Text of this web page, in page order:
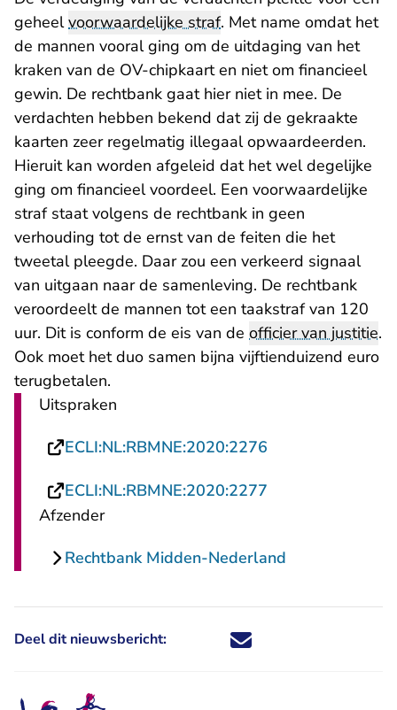
geheelvoorwaardelijke straf. Met name omdat het
de mannen vooral ging om de uitdaging van het
kraken van de OV-chipkaart en niet om financieel
gewin. De rechtbank gaat hier niet in mee. De
verdachten hebben bekend dat zij de gekraakte
kaarten zeer regelmatig illegaal opwaardeerden.
Hieruit kan worden afgeleid dat het wel degelijke
ging om financieel voordeel. Een voorwaardelijke
straf staat volgens de rechtbank in geen
verhouding tot de ernst van de feiten die het
tweetal pleegde. Daar zou een verkeerd signaal
van uitgaan naar de samenleving. De rechtbank
veroordeelt de mannen tot een taakstraf van 120
uur. Dit is conform de eis van de officier van justitie.
Ook moet het duo samen bijna vijftienduizend euro
terugbetalen.
Uitspraken
ECLI:NL:RBMNE:2020:2276
ECLI:NL:RBMNE:2020:2277
Afzender
Rechtbank Midden-Nederland
Deel dit nieuwsbericht: Deel dit nieuwsbericht via X -
Deel dit nieuwsbericht via
Deel dit nieuwsbericht
Deel dit